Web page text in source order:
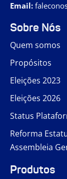
Email:
Sobre Nós
Quem somos
Propósitos
Eleições 2023
Eleições 2026
Status
Reforma
Assembleia
Produtos